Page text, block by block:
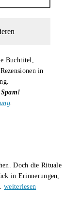
Buchtitel,
in
.
Doch die Rituale
in Erinnerungen,
Normal
weiterlesen